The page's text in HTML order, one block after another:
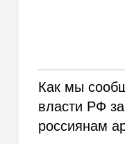
Как мы
власти РФ
россиянам